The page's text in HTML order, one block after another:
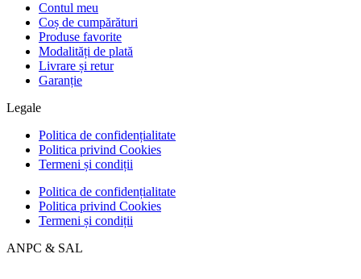
Contul meu
Coș de cumpărături
Produse favorite
Modalități de plată
Livrare și retur
Garanție
Legale
Politica de confidențialitate
Politica privind Cookies
Termeni și condiții
Politica de confidențialitate
Politica privind Cookies
Termeni și condiții
ANPC & SAL